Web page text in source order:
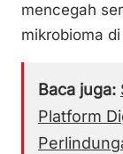
mencegah
mikrobioma
Baca juga:
Platform